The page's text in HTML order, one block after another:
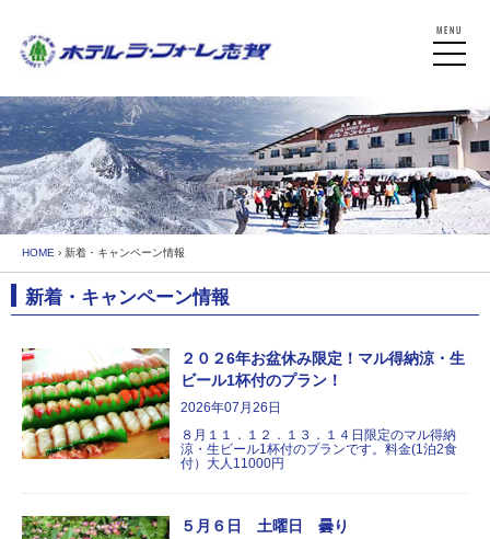
HOME › 新着・キャンペーン情報
新着・キャンペーン情報
２０２6年お盆休み限定！マル得納涼・生
ビール1杯付のプラン！
2026年07月26日
８月１１．１２．１３．１４日限定のマル得納
涼・生ビール1杯付のプランです。料金(1泊2食
付）大人11000円
５月６日 土曜日 曇り